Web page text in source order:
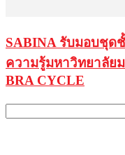
SABINA รับมอบชุด
ความรู้มหาวิทยาลัย
BRA CYCLE